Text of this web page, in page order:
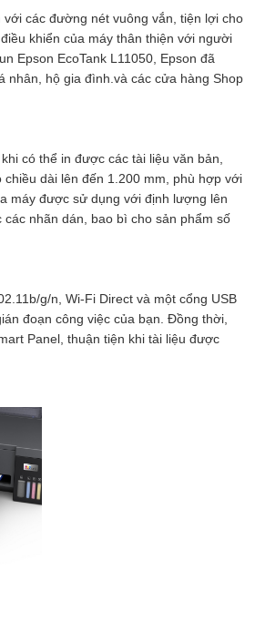
các đường nét vuông vắn, tiện lợi cho
khiển của máy thân thiện với người
Epson EcoTank L11050, Epson đã
nhân, hộ gia đình.và các cửa hàng Shop
có thể in được các tài liệu văn bản,
dài lên đến 1.200 mm, phù hợp với
máy được sử dụng với định lượng lên
nhãn dán, bao bì cho sản phẩm số
g/n, Wi-Fi Direct và một cổng USB
đoạn công việc của bạn. Đồng thời,
Panel, thuận tiện khi tài liệu được